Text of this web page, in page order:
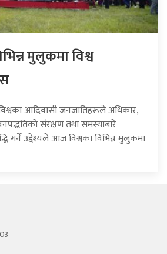
मुलुकमा विश्व
आदिवासी जनजातिहरूले अधिकार,
संरक्षण तथा समस्याबारे
गर्ने उद्देश्यले आज विश्वका विभिन्न मुलुकमा